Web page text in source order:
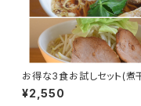
お得な3食お試しセット(煮
ーメン1食&正油クラシック1
豚そば1食)
¥2,550